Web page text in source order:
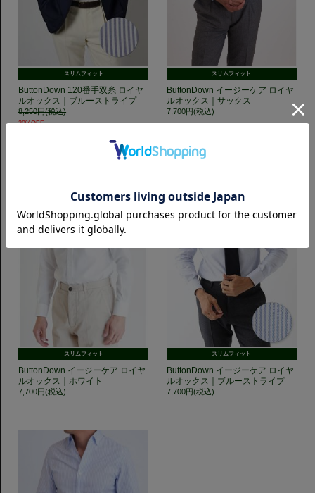
スリムフィット
ButtonDown 120番手双糸 ロイヤ
ルオックス｜ブルーストライプ
8,250円(税込)
20%OFF
スリムフィット
ButtonDown イージーケア ロイヤ
ルオックス｜サックス
7,700円(税込)
スリムフィット
ButtonDown イージーケア ロイヤ
ルオックス｜ホワイト
7,700円(税込)
スリムフィット
ButtonDown イージーケア ロイヤ
ルオックス｜ブルーストライプ
7,700円(税込)